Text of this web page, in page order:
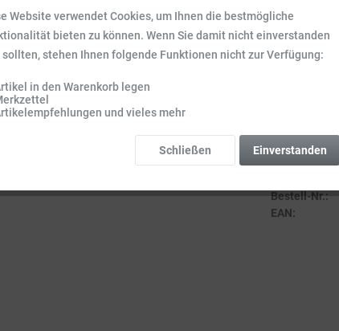
2,99
Inhalt:0.0011
Sofort
Bestell-Nr.:
EAN:
Website verwendet Cookies, um Ihnen die bestmögliche
bieten zu können. Wenn Sie damit nicht einverstanden
sollten, stehen Ihnen folgende Funktionen nicht zur Verfügung:
in den Warenkorb legen
und vieles mehr
Einverstanden
Schließen